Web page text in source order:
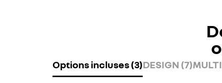
Options incluses (3)DESIGN (7)